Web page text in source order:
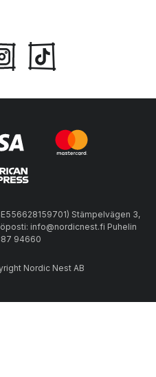
Stämpelvägen 3,
info@nordicnest.fi Puhelin
94660
Nordic Nest AB